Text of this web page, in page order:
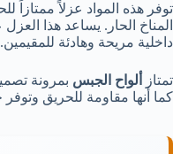
توفر هذه المواد عزلاً ممتازاً
المناخ الحار. يساعد هذا
داخلية مريحة وهادئة للمقيمين.
تمتاز ألواح الجبس بمرونة
كما أنها مقاومة للحريق وتوفر